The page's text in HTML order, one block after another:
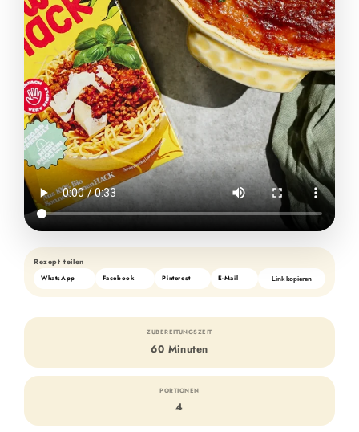
Rezept teilen
WhatsApp Facebook Pinterest E-Mail Link kopieren
ZUBEREITUNGSZEIT
60 Minuten
PORTIONEN
4